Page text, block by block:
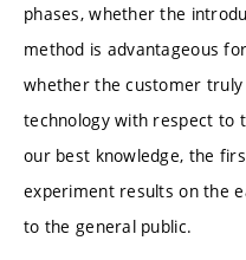
phases, whether the
method is advantageous
whether the customer
technology with respect to
our best knowledge, the
experiment results on the
to the general public.